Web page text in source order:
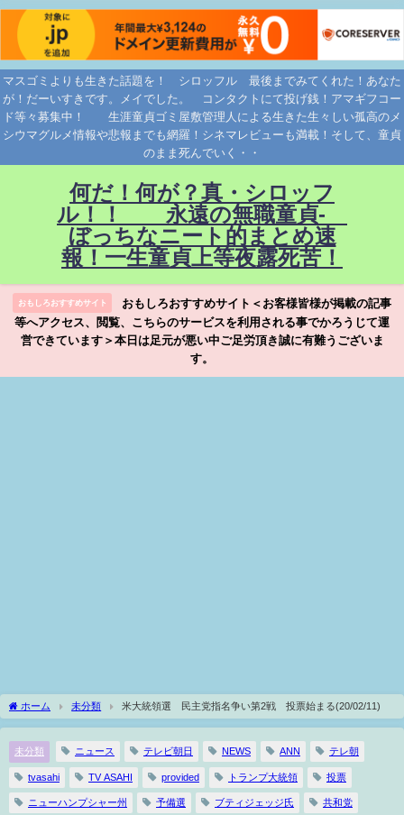
マスゴミよりも生きた話題を！ シロッフル 最後までみてくれた！あなた
が！だーいすきです。メイでした。 コンタクトにて投げ銭！アマギフコー
ド等々募集中！ 生涯童貞ゴミ屋敷管理人による生きた生々しい孤高のメ
シウマグルメ情報や悲報までも網羅！シネマレビューも満載！そして、童貞
のまま死んでいく・・
何だ！何が？真・シロッフ
ル！！ 永遠の無職童貞-
ぼっちなニート的まとめ速
報！一生童貞上等夜露死苦！
おもしろおすすめサイト
おもしろおすすめサイト＜お客様皆様が掲載の記事
等へアクセス、閲覧、こちらのサービスを利用される事でかろうじて運
営できています＞本日は足元が悪い中ご足労頂き誠に有難うございま
す。
ホーム 未分類 米大統領選 民主党指名争い第2戦 投票始まる(20/02/11)
未分類 ニュース テレビ朝日 NEWS ANN テレ朝
tvasahi TV ASAHI provided トランプ大統領 投票
ニューハンプシャー州 予備選 ブティジェッジ氏 共和党